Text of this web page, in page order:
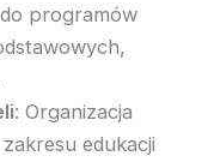
programów
: Organizacja
edukacji